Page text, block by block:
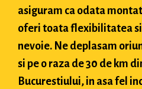
asiguram ca odata
oferi toata flexibilitatea
nevoie. Ne deplasam
si pe o raza de 30 de km
Bucurestiului, in asa fel